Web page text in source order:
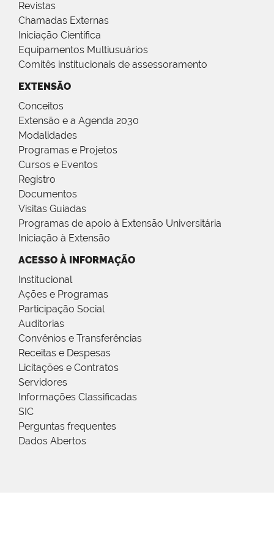
Revistas
Chamadas Externas
Iniciação Científica
Equipamentos Multiusuários
Comitês institucionais de assessoramento
EXTENSÃO
Conceitos
Extensão e a Agenda 2030
Modalidades
Programas e Projetos
Cursos e Eventos
Registro
Documentos
Visitas Guiadas
Programas de apoio à Extensão Universitária
Iniciação à Extensão
ACESSO À INFORMAÇÃO
Institucional
Ações e Programas
Participação Social
Auditorias
Convênios e Transferências
Receitas e Despesas
Licitações e Contratos
Servidores
Informações Classificadas
SIC
Perguntas frequentes
Dados Abertos